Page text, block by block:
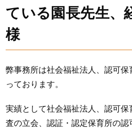
ている園長先生、
様
弊事務所は社会福祉法人、認可
っております。
実績として社会福祉法人、認可
査の立会、認証・認定保育所の